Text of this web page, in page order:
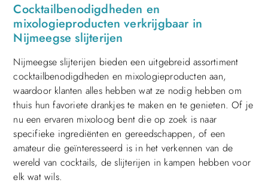
Cocktailbenodigdheden en
mixologieproducten verkrijgbaar in
Nijmeegse slijterijen
Nijmeegse slijterijen bieden een uitgebreid assortiment
cocktailbenodigdheden en mixologieproducten aan,
waardoor klanten alles hebben wat ze nodig hebben om
thuis hun favoriete drankjes te maken en te genieten. Of je
nu een ervaren mixoloog bent die op zoek is naar
specifieke ingrediënten en gereedschappen, of een
amateur die geïnteresseerd is in het verkennen van de
wereld van cocktails, de slijterijen in kampen hebben voor
elk wat wils.